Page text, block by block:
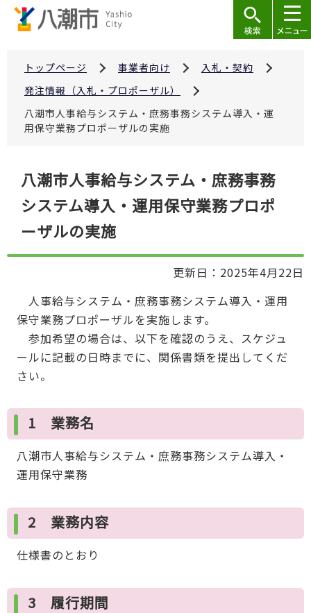
トップページ 事業者向け
入札・契約
発注情報（入札・プロポーザル）
八潮市人事給与システム・庶務事務システム導入・運
用保守業務プロポーザルの実施
ら
八潮市人事給与システム・庶務事務
システム導入・運用保守業務プロポ
ーザルの実施
更新日：2025年4月22日
人事給与システム・庶務事務システム導入・運用
保守業務プロポーザルを実施します。
参加希望の場合は、以下を確認のうえ、スケジュ
ールに記載の日時までに、関係書類を提出してくだ
さい。
1 業務名
八潮市人事給与システム・庶務事務システム導入・
運用保守業務
2 業務内容
仕様書のとおり
3 履行期間